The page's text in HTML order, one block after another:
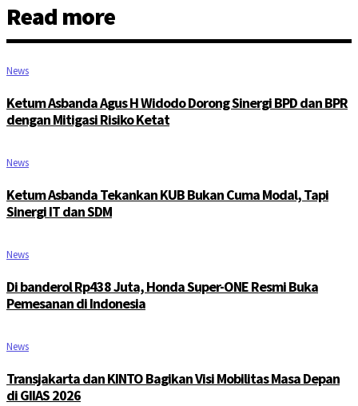
Read more
News
Ketum Asbanda Agus H Widodo Dorong Sinergi BPD dan BPR
dengan Mitigasi Risiko Ketat
News
Ketum Asbanda Tekankan KUB Bukan Cuma Modal, Tapi
Sinergi IT dan SDM
News
Di banderol Rp438 Juta, Honda Super-ONE Resmi Buka
Pemesanan di Indonesia
News
Transjakarta dan KINTO Bagikan Visi Mobilitas Masa Depan
di GIIAS 2026